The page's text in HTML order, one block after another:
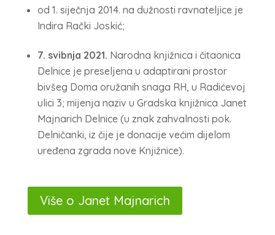
od 1. siječnja 2014. na dužnosti ravnateljice je
Indira Rački Joskić;
7. svibnja 2021. Narodna knjižnica i čitaonica
Delnice je preseljena u adaptirani prostor
bivšeg Doma oružanih snaga RH, u Radićevoj
ulici 3; mijenja naziv u Gradska knjižnica Janet
Majnarich Delnice (u znak zahvalnosti pok.
Delničanki, iz čije je donacije većim dijelom
uređena zgrada nove Knjižnice).
Više o Janet Majnarich